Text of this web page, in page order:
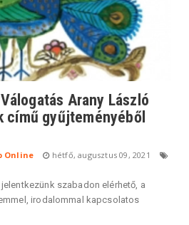
Arany László
című gyűjteményéből
Online
hétfő, augusztus 09, 2021
szabadon elérhető, a
irodalommal kapcsolatos